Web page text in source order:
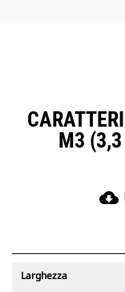
M3 (3,3
cloud_download
Larghezza